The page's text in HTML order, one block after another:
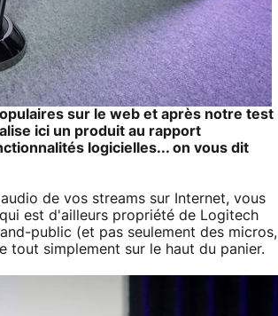
sur le web et après notre test
ici un produit au rapport
logicielles... on vous dit
de vos streams sur Internet, vous
est d'ailleurs propriété de Logitech
public (et pas seulement des micros,
tout simplement sur le haut du panier.